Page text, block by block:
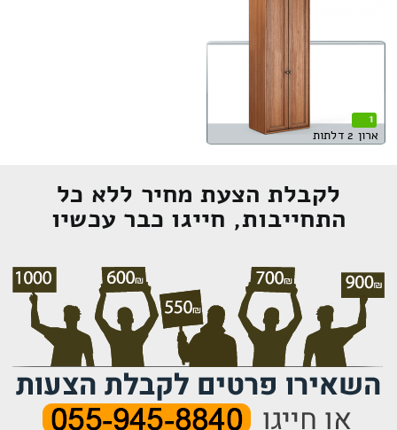
1
ארון 2 דלתות
לקבלת הצעת מחיר ללא כל
התחייבות, חייגו כבר עכשיו